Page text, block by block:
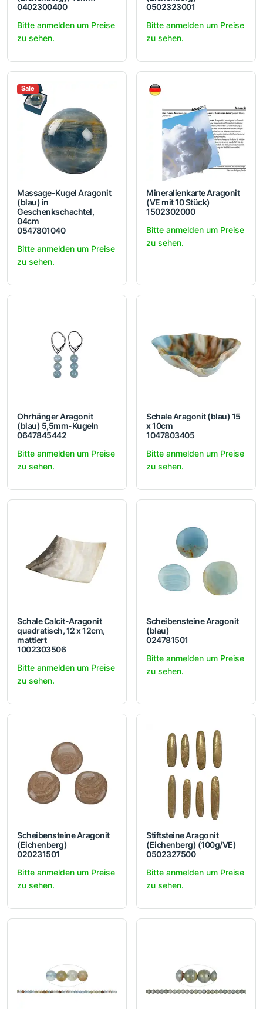
0402300400
Bitte anmelden um Preise
zu sehen.
0502323001
Bitte anmelden um Preise
zu sehen.
Sale
Massage-Kugel Aragonit
(blau) in
Geschenkschachtel,
04cm
0547801040
Bitte anmelden um Preise
zu sehen.
Mineralienkarte Aragonit
(VE mit 10 Stück)
1502302000
Bitte anmelden um Preise
zu sehen.
Ohrhänger Aragonit
(blau) 5,5mm-Kugeln
0647845442
Bitte anmelden um Preise
zu sehen.
Schale Aragonit (blau) 15
x 10cm
1047803405
Bitte anmelden um Preise
zu sehen.
Schale Calcit-Aragonit
quadratisch, 12 x 12cm,
mattiert
1002303506
Bitte anmelden um Preise
zu sehen.
Scheibensteine Aragonit
(blau)
024781501
Bitte anmelden um Preise
zu sehen.
Scheibensteine Aragonit
(Eichenberg)
020231501
Bitte anmelden um Preise
zu sehen.
Stiftsteine Aragonit
(Eichenberg) (100g/VE)
0502327500
Bitte anmelden um Preise
zu sehen.